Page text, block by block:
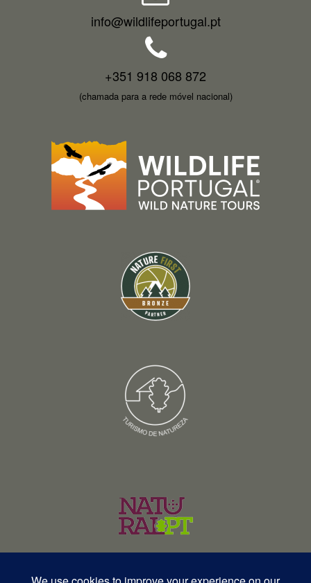
info@wildlifeportugal.pt
+351 918 068 872
(chamada para a rede móvel nacional)